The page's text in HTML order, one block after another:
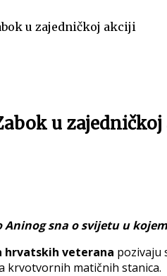
u zajedničkoj akciji
u
sna o svijetu u
hrvatskih veterana pozivaju
krvotvornih matičnih stanica.